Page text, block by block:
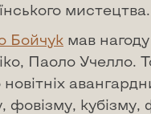
мистецтва.
Бойчук мав
Паоло Учелло.
фовізму, кубізму,